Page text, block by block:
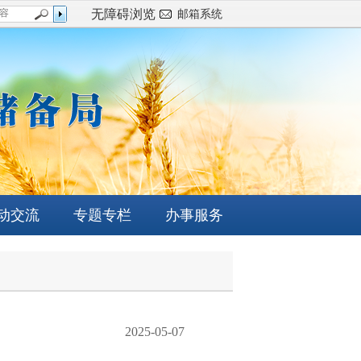
邮箱系统
无障碍浏览
交流 专题专栏 办事服务
2025-05-07